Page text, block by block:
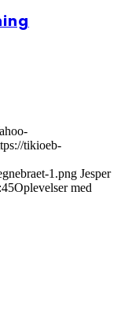
tikioeb-
1.png Jesper
Oplevelser med